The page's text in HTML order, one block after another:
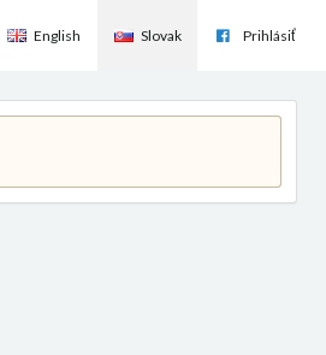
English Slovak Prihlásiť